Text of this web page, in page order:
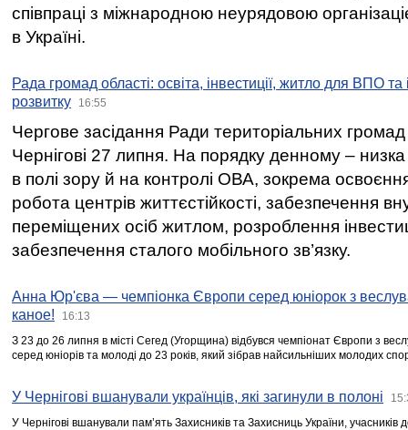
співпраці з міжнародною неурядовою
в Україні.
Рада громад області: освіта, інвестиції, житло для ВПО
розвитку
16:55
Чергове засідання Ради територіальних громад
Чернігові 27 липня. На порядку денному –
в полі зору й на контролі ОВА, зокрема освоєння
робота центрів життєстійкості, забезпечення
переміщених осіб житлом, розроблення
забезпечення сталого мобільного зв’язку.
Анна Юр'єва — чемпіонка Європи серед юніорок з
каное!
16:13
З 23 до 26 липня в місті Сегед (Угорщина) відбувся чемпіонат Європи з
серед юніорів та молоді до 23 років, який зібрав найсильніших молодих
У Чернігові вшанували українців, які загинули в полоні
У Чернігові вшанували пам’ять Захисників та Захисниць України,